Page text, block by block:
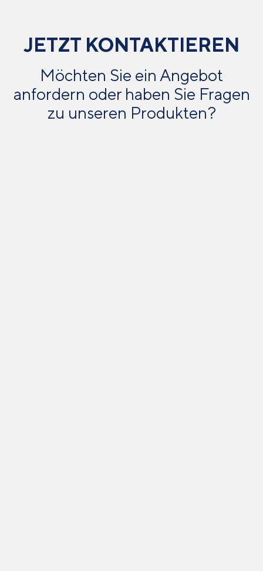
JETZT KONTAKTIEREN
Möchten Sie ein Angebot
anfordern oder haben Sie Fragen
zu unseren Produkten?